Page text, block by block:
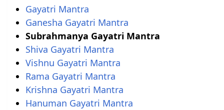
Gayatri Mantra
Ganesha Gayatri Mantra
Subrahmanya Gayatri Mantra
Shiva Gayatri Mantra
Vishnu Gayatri Mantra
Rama Gayatri Mantra
Krishna Gayatri Mantra
Hanuman Gayatri Mantra